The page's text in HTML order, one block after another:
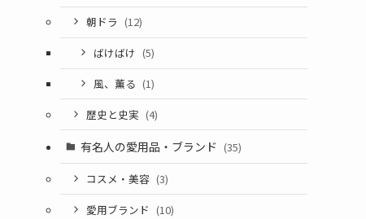
朝ドラ (12)
ばけばけ (5)
風、薫る (1)
歴史と史実 (4)
有名人の愛用品・ブランド (35)
コスメ・美容 (3)
愛用ブランド (10)